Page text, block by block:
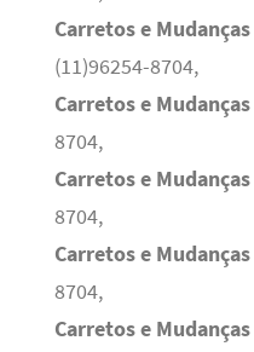
Carretos e Mudanças
(11)96254-8704,
Carretos e Mudanças
8704,
Carretos e Mudanças
8704,
Carretos e Mudanças
8704,
Carretos e Mudanças